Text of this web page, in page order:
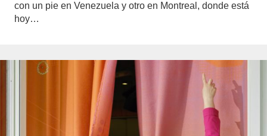
con un pie en Venezuela y otro en Montreal, donde está
hoy…